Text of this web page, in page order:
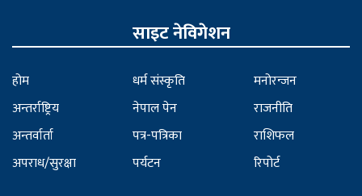
साइट नेविगेशन
होम
अन्तर्राष्ट्रिय
अन्तर्वार्ता
अपराध/सुरक्षा
धर्म संस्कृति
नेपाल पेन
पत्र-पत्रिका
पर्यटन
मनोरन्जन
राजनीति
राशिफल
रिपोर्ट